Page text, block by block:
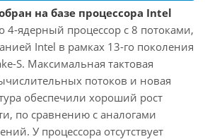
на базе процессора Intel
4-ядерный процессор с 8 потоками,
Intel в рамках 13-го поколения
S. Максимальная тактовая
потоков и новая
обеспечили хороший рост
по сравнению с аналогами
У процессора отсутствует